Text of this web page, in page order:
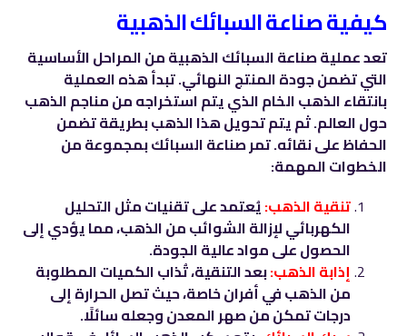
كيفية صناعة السبائك الذهبية
تعد عملية صناعة السبائك الذهبية من المراحل الأساسية
التي تضمن جودة المنتج النهائي. تبدأ هذه العملية
بانتقاء الذهب الخام الذي يتم استخراجه من مناجم الذهب
حول العالم. ثم يتم تحويل هذا الذهب بطريقة تضمن
الحفاظ على نقائه. تمر صناعة السبائك بمجموعة من
الخطوات المهمة:
تنقية الذهب:يُعتمد على تقنيات مثل التحليل
الكهربائي لإزالة الشوائب من الذهب، مما يؤدي إلى
الحصول على مواد عالية الجودة.
إذابة الذهب:بعد التنقية، تُذاب الكميات المطلوبة
من الذهب في أفران خاصة، حيث تصل الحرارة إلى
درجات تمكن من صهر المعدن وجعله سائلًا.